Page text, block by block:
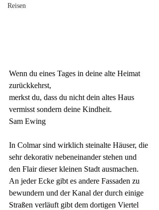
Reisen
Wenn du eines Tages in deine alte Heimat
zurückkehrst,
merkst du, dass du nicht dein altes Haus
vermisst sondern deine Kindheit.
Sam Ewing
In Colmar sind wirklich steinalte Häuser, die
sehr dekorativ nebeneinander stehen und
den Flair dieser kleinen Stadt ausmachen.
An jeder Ecke gibt es andere Fassaden zu
bewundern und der Kanal der durch einige
Straßen verläuft gibt dem dortigen Viertel